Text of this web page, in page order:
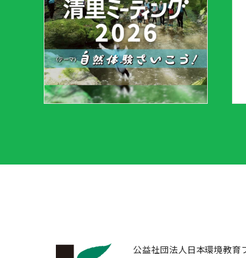
公益社団法人日本環境教育